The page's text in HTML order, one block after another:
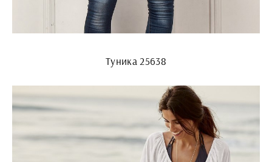
Туника 25638